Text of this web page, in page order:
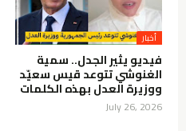
أخبار
فيديو يثير الجدل.. سمية
الغنوشي تتوعد قيس سعيّد
ووزيرة العدل بهذه الكلمات
July 26, 2026